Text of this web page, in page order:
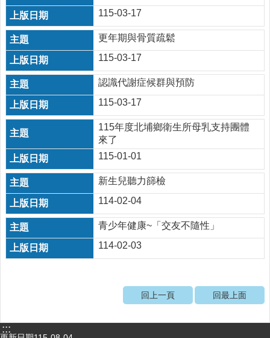
結
健
運
動
飲
食
專
公
益
勸
募
條
例
第
6
條
第
公
開
115-03-17
更年期與骨質疏鬆
115-03-17
認識代謝症候群與預防
115-03-17
115年度北埔鄉衛生所母乳支持團體
來了
115-01-01
新生兒聽力篩檢
114-02-04
青少年健康~「交友不隨性」
114-02-03
回上一頁 回最上面
:::